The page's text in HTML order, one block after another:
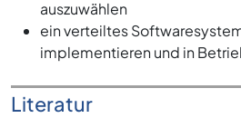
auszuwählen
ein verteiltes
implementieren und in
Literatur